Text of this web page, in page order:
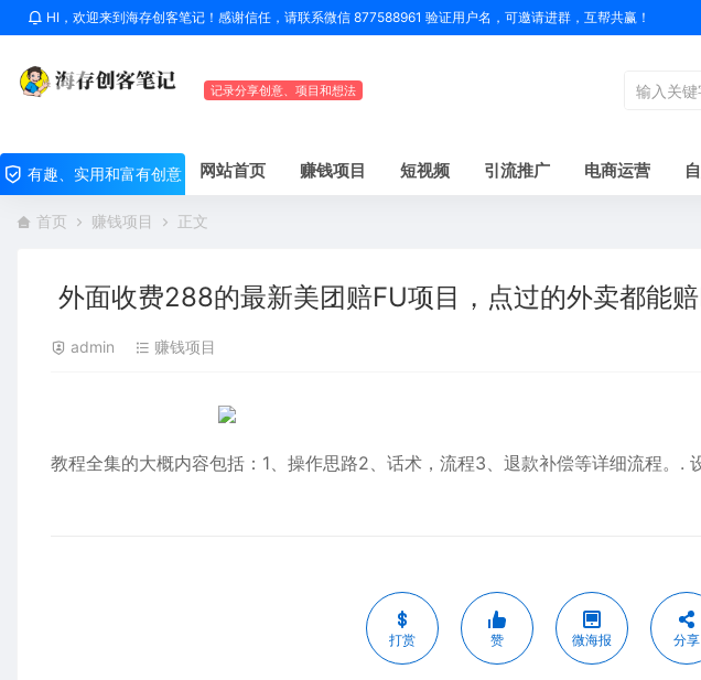
HI，欢迎来到海存创客笔记！感谢信任，请联系微信 877588961 验证用户名，可邀请进群，互帮共赢！
记录分享创意、项目和想法
有趣、实用和富有创意 网站首页 赚钱项目 短视频 引流推广 电商运营
首页 赚钱项目 正文
外面收费288的最新美团赔FU项目，点过的外卖都能赔
admin 赚钱项目
教程全集的大概内容包括：1、操作思路2、话术，流程3、退款补偿等详细流程。.
打赏 赞 微海报 分享